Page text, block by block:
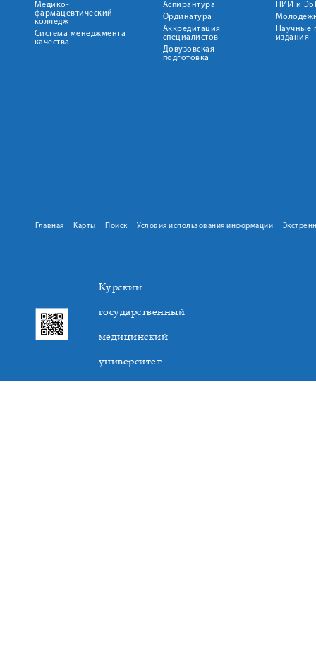
Медико-
фармацевтический
колледж
Система менеджмента
качества
Аспирантура
Ординатура
Аккредитация
специалистов
Довузовская
подготовка
НИИ и
Научные
издания
Главная Карты Поиск Условия использования информации
Курский
государственный
медицинский
университет